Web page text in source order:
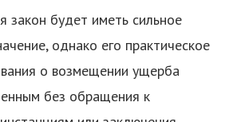
закон будет иметь сильное
однако его практическое
о возмещении ущерба
без обращения к